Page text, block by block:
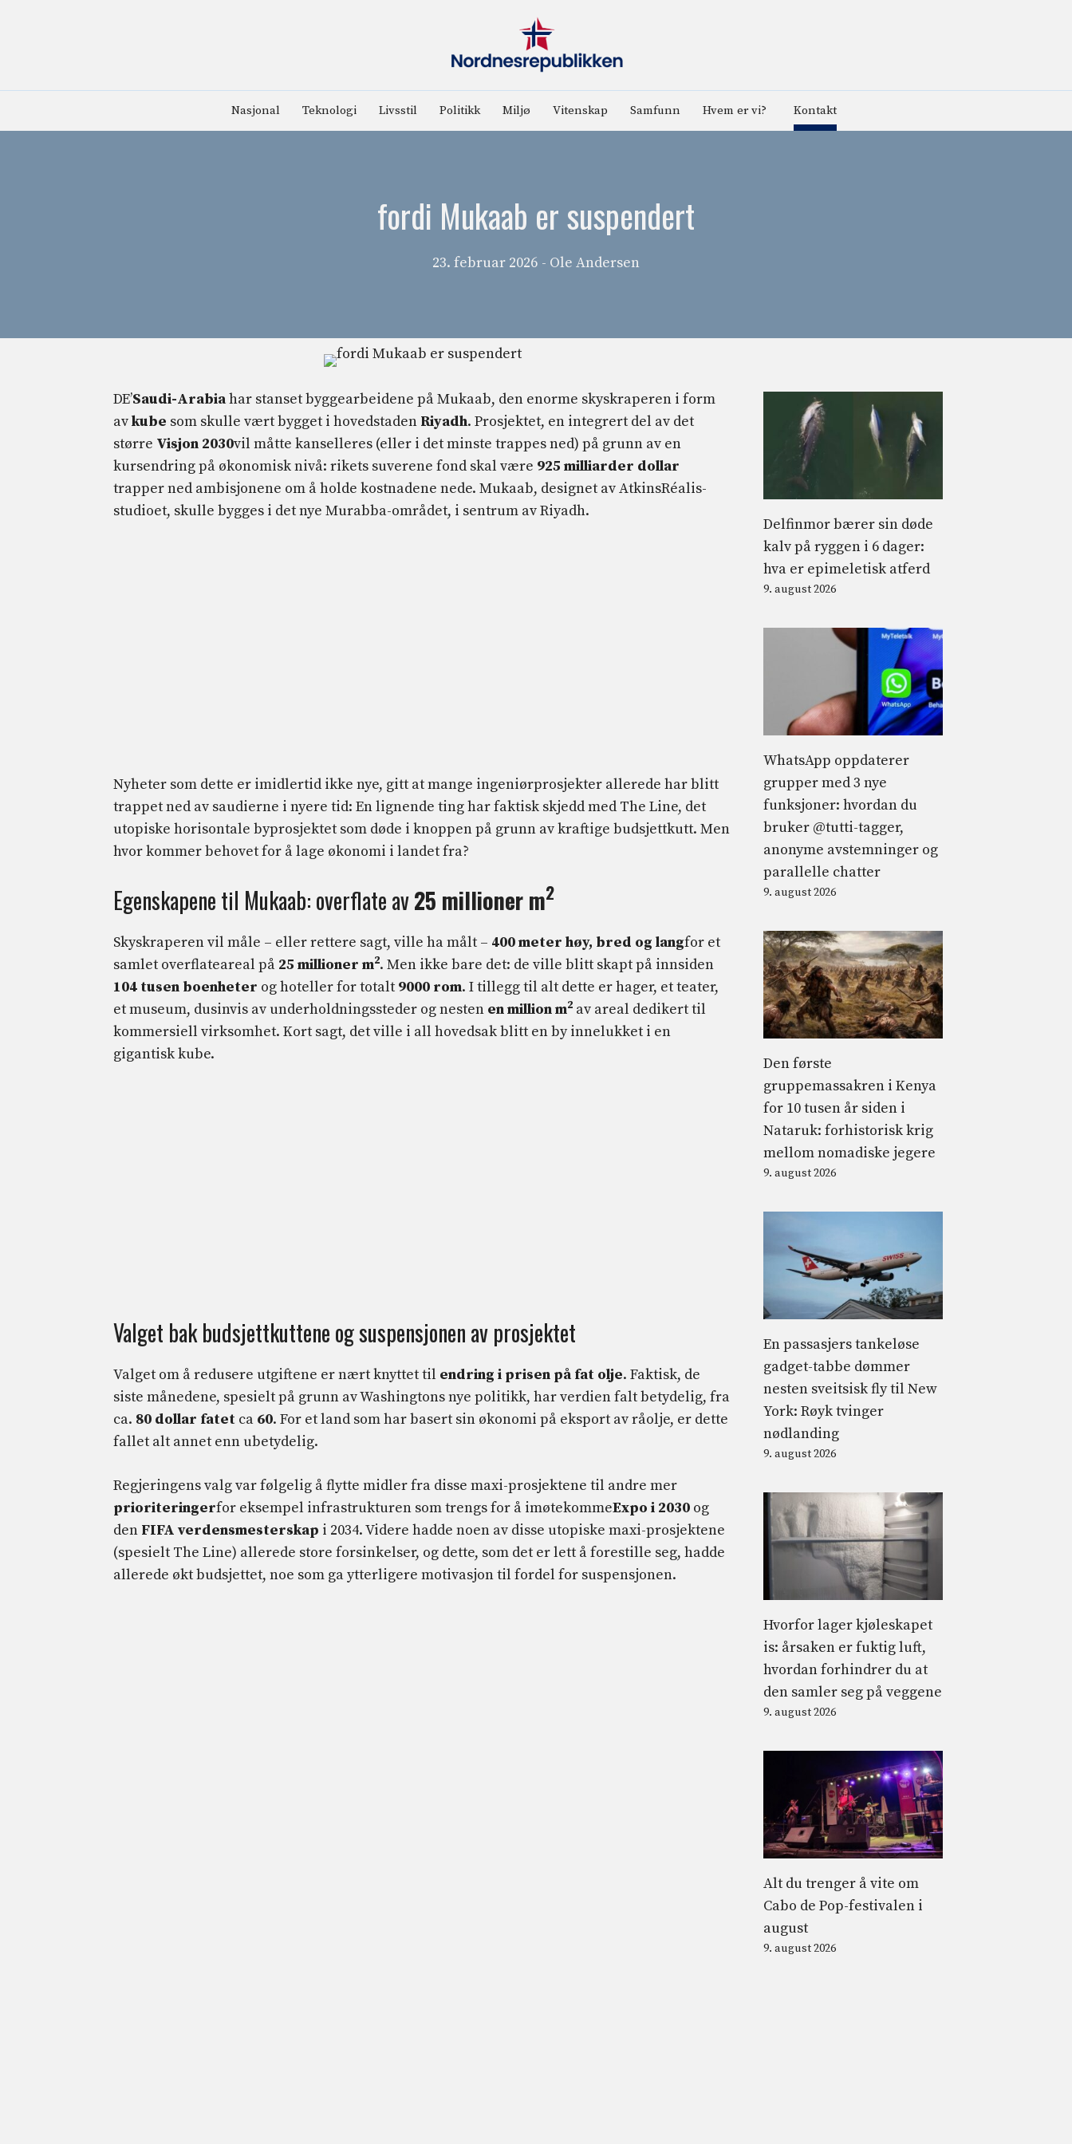
Nasjonal Teknologi Livsstil Politikk Miljø Vitenskap Samfunn Hvem er vi? Kontakt
fordi Mukaab er suspendert
23. februar 2026 - Ole Andersen
DE’Saudi-Arabiahar stanset byggearbeidene på Mukaab, den enorme skyskraperen i form
avkube som skulle vært bygget i hovedstaden Riyadh. Prosjektet, en integrert del av det
større Visjon 2030vil måtte kanselleres (eller i det minste trappes ned) på grunn av en
kursendring på økonomisk nivå: rikets suverene fond skal være 925 milliarder dollar
trapper ned ambisjonene om å holde kostnadene nede. Mukaab, designet av AtkinsRéalis-
studioet, skulle bygges i det nye Murabba-området, i sentrum av Riyadh.
Nyheter som dette er imidlertid ikke nye, gitt at mange ingeniørprosjekter allerede har blitt
trappet ned av saudierne i nyere tid: En lignende ting har faktisk skjedd med The Line, det
utopiske horisontale byprosjektet som døde i knoppen på grunn av kraftige budsjettkutt. Men
hvor kommer behovet for å lage økonomi i landet fra?
Egenskapene til Mukaab: overflate av25 millioner m2
Skyskraperen vil måle – eller rettere sagt, ville ha målt – 400 meter høy, bred og langfor et
samlet overflateareal på 25 millioner m2. Men ikke bare det: de ville blitt skapt på innsiden
104 tusen boenheter og hoteller for totalt 9000 rom. I tillegg til alt dette er hager, et teater,
et museum, dusinvis av underholdningssteder og nesten en million m2 av areal dedikert til
kommersiell virksomhet. Kort sagt, det ville i all hovedsak blitt en by innelukket i en
gigantisk kube.
Valget bak budsjettkuttene og suspensjonen av prosjektet
Valget om å redusere utgiftene er nært knyttet til endring i prisen på fat olje. Faktisk, de
siste månedene, spesielt på grunn av Washingtons nye politikk, har verdien falt betydelig, fra
ca. 80 dollar fatet ca 60. For et land som har basert sin økonomi på eksport av råolje, er dette
fallet alt annet enn ubetydelig.
Regjeringens valg var følgelig å flytte midler fra disse maxi-prosjektene til andre mer
prioriteringerfor eksempel infrastrukturen som trengs for å imøtekommeExpo i 2030 og
den FIFA verdensmesterskap i 2034. Videre hadde noen av disse utopiske maxi-prosjektene
(spesielt The Line) allerede store forsinkelser, og dette, som det er lett å forestille seg, hadde
allerede økt budsjettet, noe som ga ytterligere motivasjon til fordel for suspensjonen.
Delfinmor bærer sin døde
kalv på ryggen i 6 dager:
hva er epimeletisk atferd
9. august 2026
WhatsApp oppdaterer
grupper med 3 nye
funksjoner: hvordan du
bruker @tutti-tagger,
anonyme avstemninger og
parallelle chatter
9. august 2026
Den første
gruppemassakren i Kenya
for 10 tusen år siden i
Nataruk: forhistorisk krig
mellom nomadiske jegere
9. august 2026
En passasjers tankeløse
gadget-tabbe dømmer
nesten sveitsisk fly til New
York: Røyk tvinger
nødlanding
9. august 2026
Hvorfor lager kjøleskapet
is: årsaken er fuktig luft,
hvordan forhindrer du at
den samler seg på veggene
9. august 2026
Alt du trenger å vite om
Cabo de Pop-festivalen i
august
9. august 2026